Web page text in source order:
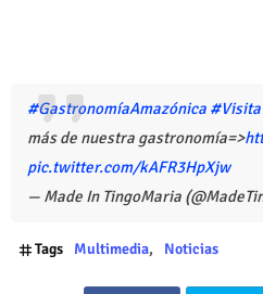
#GastronomíaAmazónica
más de nuestra gastronomía=>
pic.twitter.com/kAFR3HpXjw
— Made In TingoMaria
Tags Multimedia Noticias